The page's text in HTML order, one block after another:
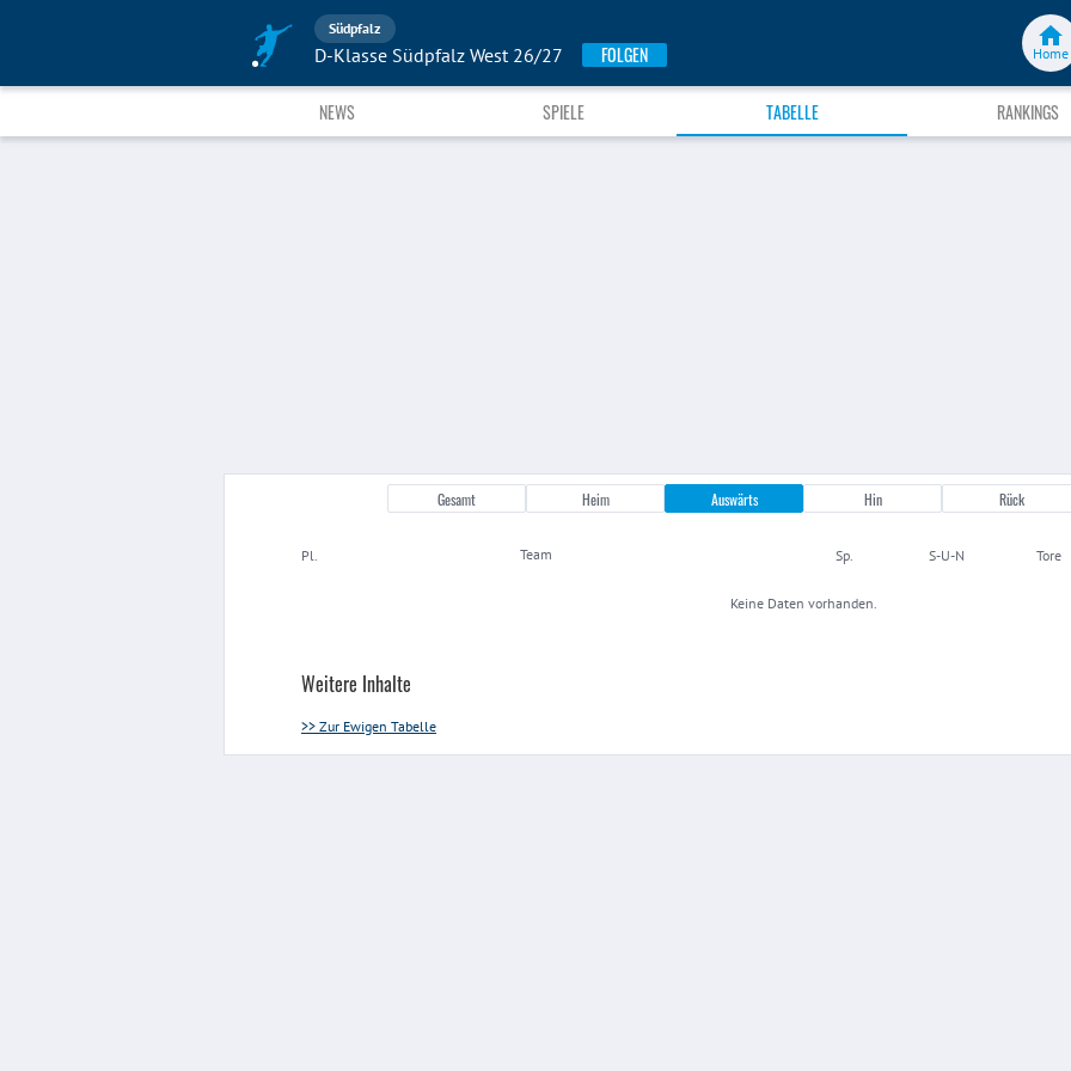
Südpfalz
D-Klasse Südpfalz West 26/27 FOLGEN Home
NEWS SPIELE TABELLE RANKINGS
Gesamt Heim Auswärts Hin Rück
Pl. Team Sp. S-U-N Tore
Keine Daten vorhanden.
Weitere Inhalte
>> Zur Ewigen Tabelle